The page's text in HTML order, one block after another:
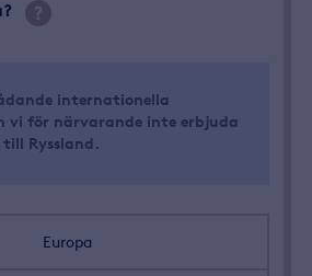
internationella
vi för närvarande inte erbjuda
till Ryssland.
Europa